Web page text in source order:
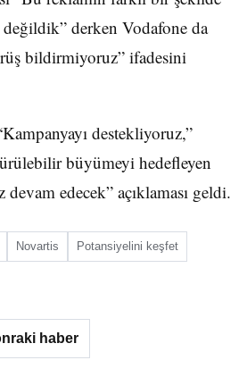
değildik” derken Vodafone da
bildirmiyoruz” ifadesini
destekliyoruz,”
büyümeyi hedefleyen
edecek” açıklaması geldi.
Novartis Potansiyelini keşfet
haber